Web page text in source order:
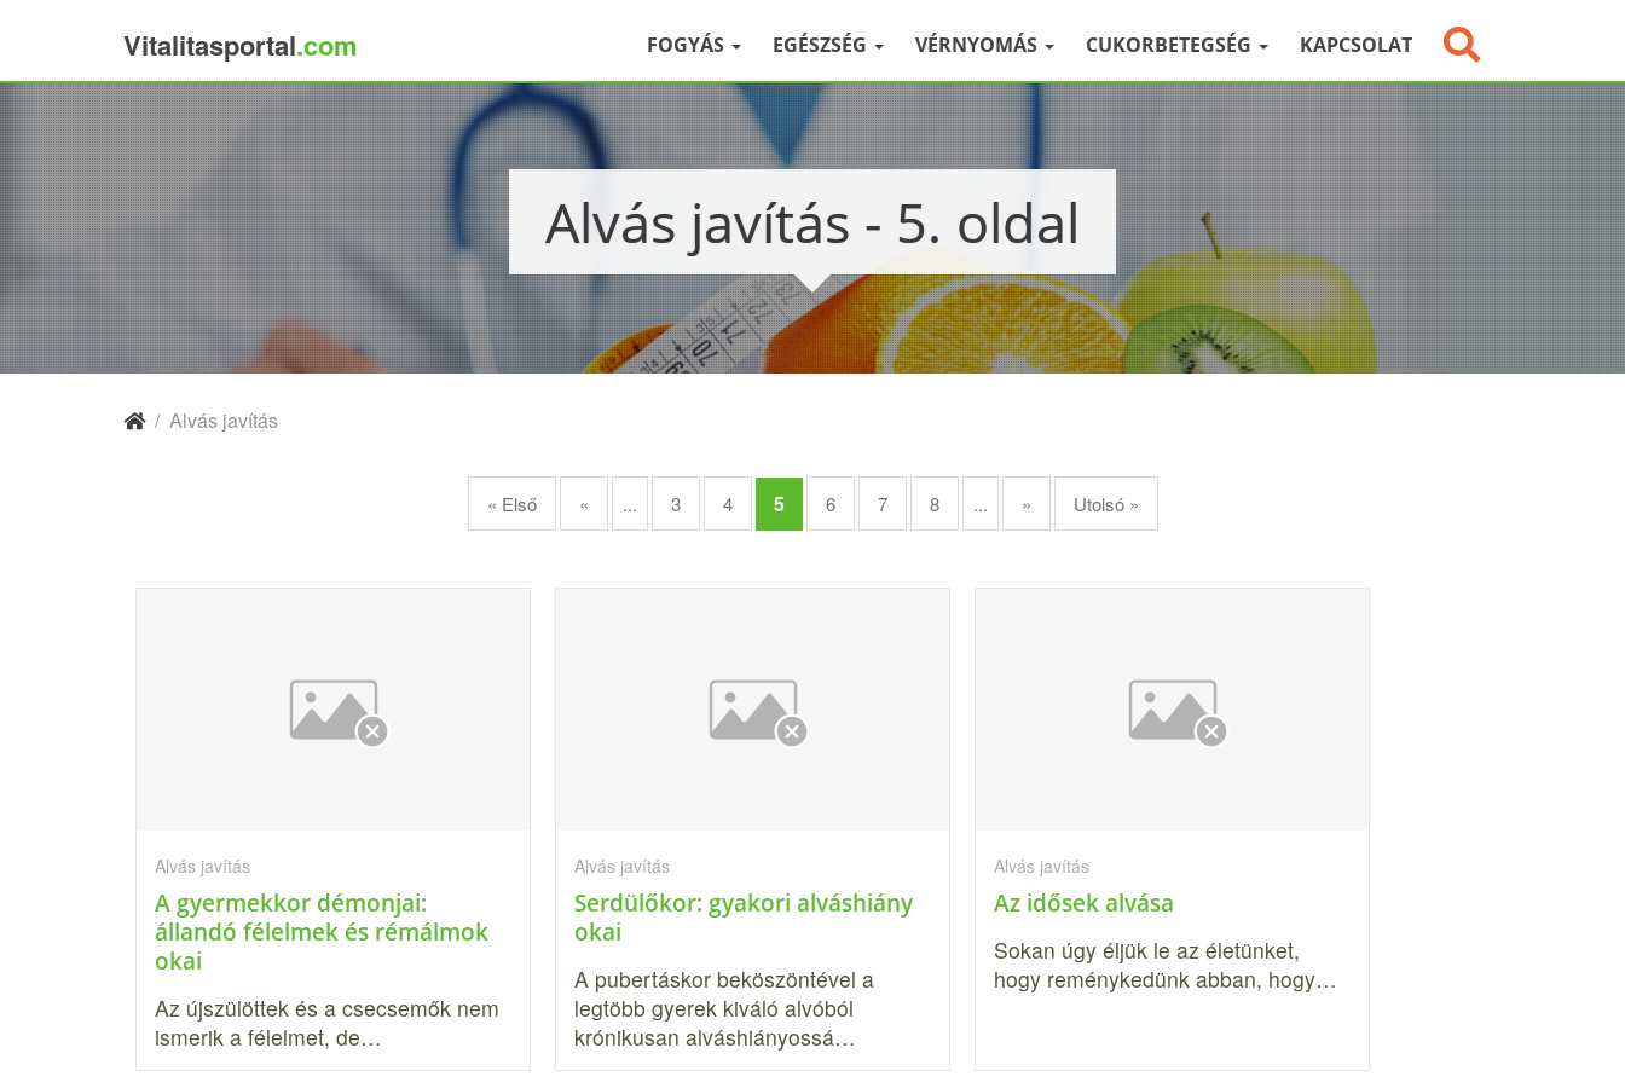
Vitalitasportal.com FOGYÁS EGÉSZSÉG VÉRNYOMÁS CUKORBETEGSÉG KAPCSOLAT
Alvás javítás - 5. oldal
/ Alvás javítás
« Első « ... 3 4 5 6 7 8 ... » Utolsó »
Alvás javítás
A gyermekkor démonjai:
állandó félelmek és rémálmok
okai
Az újszülöttek és a csecsemők nem
ismerik a félelmet, de…
Alvás javítás
Serdülőkor: gyakori alváshiány
okai
A pubertáskor beköszöntével a
legtöbb gyerek kiváló alvóból
krónikusan alváshiányossá…
Alvás javítás
Az idősek alvása
Sokan úgy éljük le az életünket,
hogy reménykedünk abban, hogy…
×